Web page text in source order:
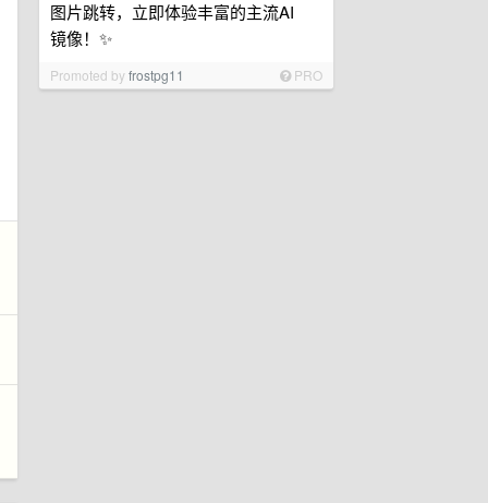
图片跳转，立即体验丰富的主流AI
镜像！✨
Promoted byfrostpg11 PRO